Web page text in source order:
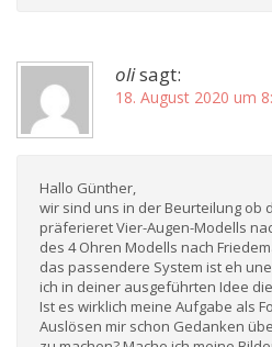
olisagt:
18. August 2020 um
Hallo Günther,
wir sind uns in der Beurteilung ob
präferieret Vier-Augen-Modells
des 4 Ohren Modells nach
das passendere System ist eh
ich in deiner ausgeführten Idee
Ist es wirklich meine Aufgabe als
Auslösen mir schon Gedanken